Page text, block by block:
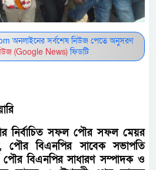
অনলাইনের সর্বশেষ নিউজ পেতে অনুসরণ
(Google News)ফিডটি
নির্বাচিত সফল পৌর সফল মেয়র
পৌর বিএনপির সাবেক সভাপতি
বিএনপির সাধারণ সম্পাদক ও